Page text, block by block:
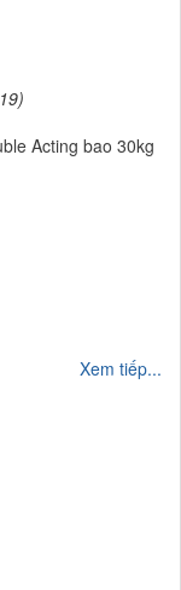
Acting bao 30kg
Xem tiếp...